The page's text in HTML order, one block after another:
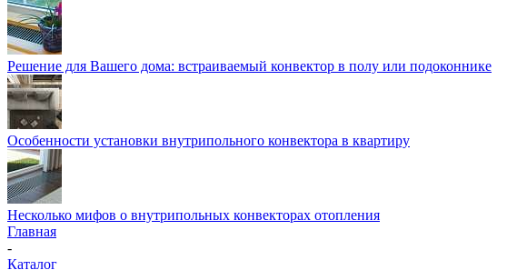
Решение для Вашего дома: встраиваемый конвектор в полу или подоконнике
Особенности установки внутрипольного конвектора в квартиру
Несколько мифов о внутрипольных конвекторах отопления
Главная
-
Каталог